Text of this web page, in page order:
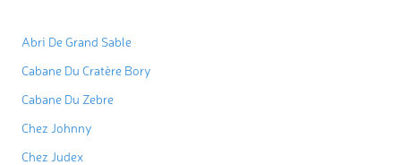
Abri De Grand Sable
Cabane Du Cratère Bory
Cabane Du Zebre
Chez Johnny
Chez Judex